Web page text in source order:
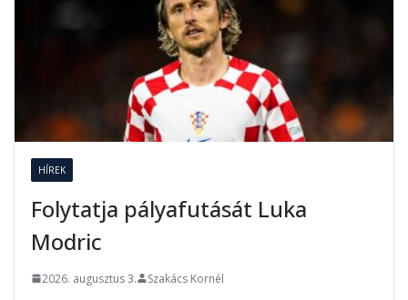
HÍREK
Folytatja pályafutását Luka
Modric
2026. augusztus 3. Szakács Kornél